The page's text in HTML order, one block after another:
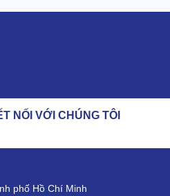
NỐI VỚI CHÚNG TÔI
phố Hồ Chí Minh